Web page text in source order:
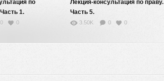
по
1.
0 0
Лекция-консультация по праву.
Часть 5.
3.50K 0 0